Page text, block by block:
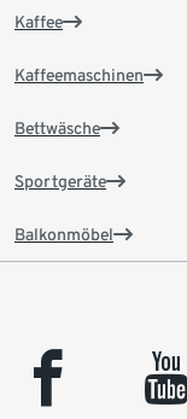
Kaffee
Kaffeemaschinen
Bettwäsche
Sportgeräte
Balkonmöbel
facebook youtube